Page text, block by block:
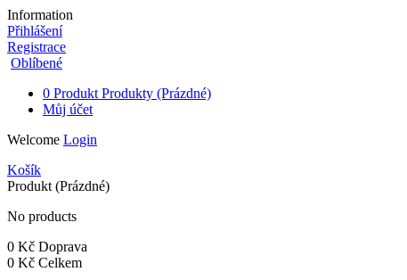
Information
Přihlášení
Registrace
Oblíbené
0 Produkt Produkty (Prázdné)
Můj účet
Welcome Login
Košík
Produkt (Prázdné)
No products
0 Kč Doprava
0 Kč Celkem